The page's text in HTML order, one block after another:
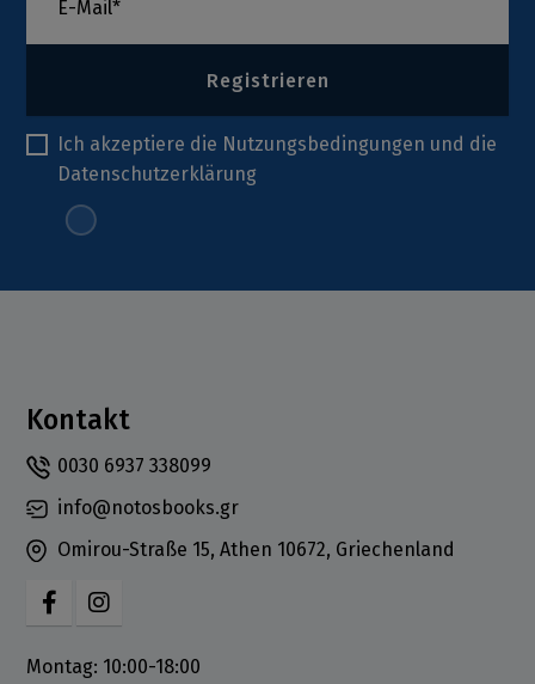
Registrieren
Ich akzeptiere die Nutzungsbedingungen und die
Datenschutzerklärung
Kontakt
0030 6937 338099
info@notosbooks.gr
Omirou-Straße 15, Athen 10672, Griechenland
Montag: 10:00-18:00